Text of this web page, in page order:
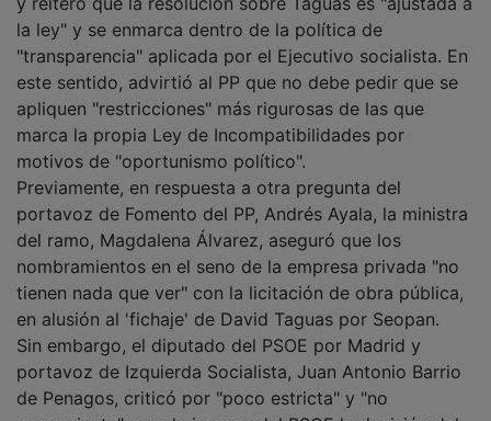
la ley" y se enmarca dentro de la política de
"transparencia" aplicada por el Ejecutivo socialista. En
este sentido, advirtió al PP que no debe pedir que se
apliquen "restricciones" más rigurosas de las que
marca la propia Ley de Incompatibilidades por
motivos de "oportunismo político".
Previamente, en respuesta a otra pregunta del
portavoz de Fomento del PP, Andrés Ayala, la ministra
del ramo, Magdalena Álvarez, aseguró que los
nombramientos en el seno de la empresa privada "no
tienen nada que ver" con la licitación de obra pública,
en alusión al 'fichaje' de David Taguas por Seopan.
Sin embargo, el diputado del PSOE por Madrid y
portavoz de Izquierda Socialista, Juan Antonio Barrio
de Penagos, criticó por "poco estricta" y "no
conveniente" para la imagen del PSOE la decisión del